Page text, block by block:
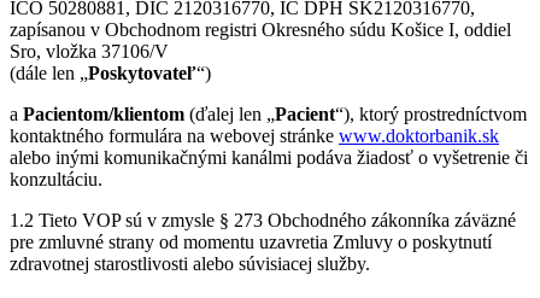
IČO 50280881, DIČ 2120316770, IČ DPH SK2120316770,
zapísanou v Obchodnom registri Okresného súdu Košice I, oddiel
Sro, vložka 37106/V
(dále len „Poskytovateľ“)
a Pacientom/klientom (ďalej len „Pacient“), ktorý prostredníctvom
kontaktného formulára na webovej stránke www.doktorbanik.sk
alebo inými komunikačnými kanálmi podáva žiadosť o vyšetrenie či
konzultáciu.
1.2 Tieto VOP sú v zmysle § 273 Obchodného zákonníka záväzné
pre zmluvné strany od momentu uzavretia Zmluvy o poskytnutí
zdravotnej starostlivosti alebo súvisiacej služby.